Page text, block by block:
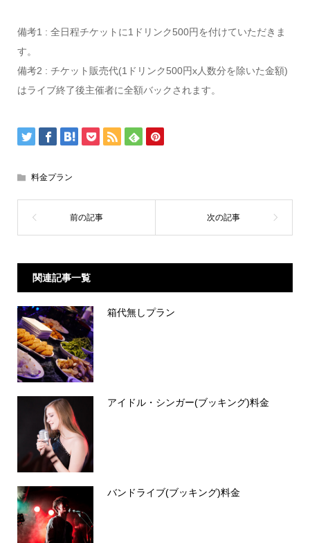
備考1 : 全日程チケットに1ドリンク500円を付けていただきま
す。
備考2 : チケット販売代(1ドリンク500円x人数分を除いた金額)
はライブ終了後主催者に全額バックされます。
料金プラン
関連記事一覧
箱代無しプラン
アイドル・シンガー(ブッキング)料金
バンドライブ(ブッキング)料金